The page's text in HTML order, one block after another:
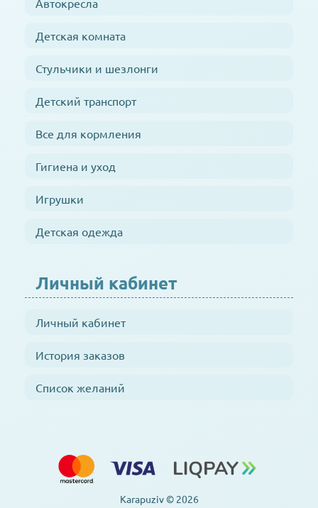
Автокресла
Детская комната
Стульчики и шезлонги
Детский транспорт
Все для кормления
Гигиена и уход
Игрушки
Детская одежда
Личный кабинет
Личный кабинет
История заказов
Список желаний
Karapuziv © 2026